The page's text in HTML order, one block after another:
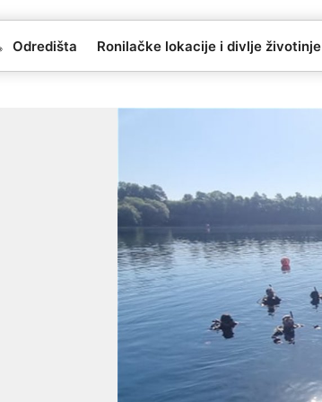
Odredišta Ronilačke lokacije i divlje životinje